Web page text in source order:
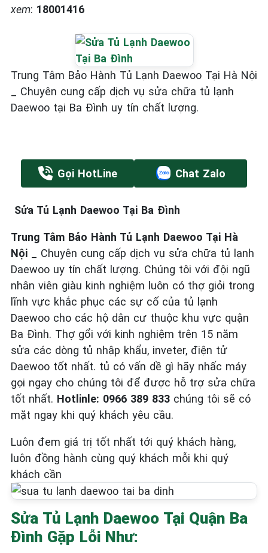
xem: 18001416
Trung Tâm Bảo Hành Tủ Lạnh Daewoo Tại Hà Nội
_ Chuyên cung cấp dịch vụ sửa chữa tủ lạnh
Daewoo tại Ba Đình uy tín chất lượng.
Gọi HotLine Chat Zalo
Sửa Tủ Lạnh Daewoo Tại Ba Đình
Trung Tâm Bảo Hành Tủ Lạnh Daewoo Tại Hà
Nội _ Chuyên cung cấp dịch vụ sửa chữa tủ lạnh
Daewoo uy tín chất lượng. Chúng tôi với đội ngũ
nhân viên giàu kinh nghiệm luôn có thợ giỏi trong
lĩnh vực khắc phục các sự cố của tủ lạnh
Daewoo cho các hộ dân cư thuộc khu vực quận
Ba Đình. Thợ gổi với kinh nghiệm trên 15 năm
sửa các dòng tủ nhập khẩu, inveter, điện tử
Daewoo tốt nhất. tủ có vấn dề gì hãy nhấc máy
gọi ngay cho chúng tôi để được hỗ trợ sửa chữa
tốt nhất. Hotlinle: 0966 389 833 chúng tôi sẽ có
mặt ngay khi quý khách yêu cầu.
Luôn đem giá trị tốt nhất tới quý khách hàng,
luôn đồng hành cùng quý khách mỗi khi quý
khách cần
Sửa Tủ Lạnh Daewoo Tại Quận Ba
Đình Gặp Lỗi Như: